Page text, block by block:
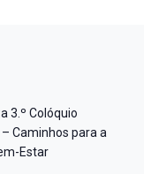
3.º Colóquio
Caminhos para a
Estar